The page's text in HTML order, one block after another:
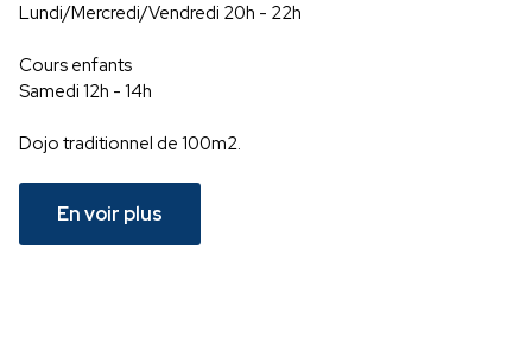
Lundi/Mercredi/Vendredi 20h - 22h
Cours enfants
Samedi 12h - 14h
Dojo traditionnel de 100m2.
En voir plus